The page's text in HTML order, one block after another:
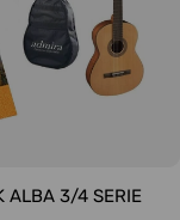
ALBA 3/4 SERIE